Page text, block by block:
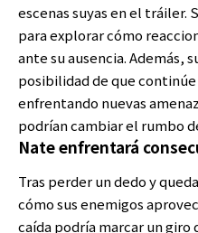
escenas suyas en el tráiler.
para explorar cómo
ante su ausencia. Además,
posibilidad de que
enfrentando nuevas
podrían cambiar el rumbo
Nate enfrentará
Tras perder un dedo y
cómo sus enemigos
caída podría marcar un